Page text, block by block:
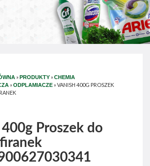
» PRODUKTY »CHEMIA
»ODPLAMIACZE »VANISH 400G PROSZEK
Proszek do